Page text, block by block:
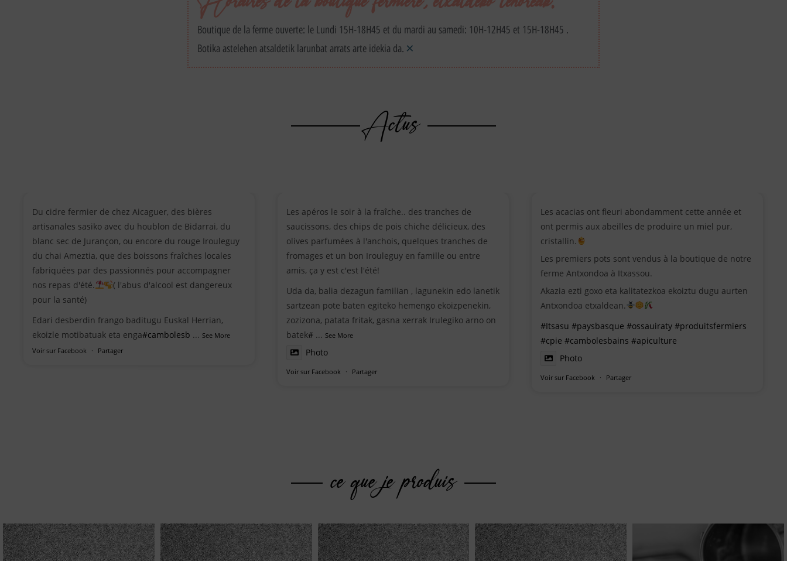
Boutique de la ferme ouverte: le Lundi 15H-18H45 et du mardi au samedi: 10H-12H45 et 15H-18H45 .
Botika astelehen atsaldetik larunbat arrats arte idekia da. ×
Actus
Du cidre fermier de chez Aicaguer, des bières
artisanales sasiko avec du houblon de Bidarrai, du
blanc sec de Jurançon, ou encore du rouge Irouleguy
du chai Ameztia, que des boissons fraîches locales
fabriquées par des passionnés pour accompagner
nos repas d'été.
( l'abus d'alcool est dangereux
pour la santé)
Edari desberdin frango baditugu Euskal Herrian,
ekoizle motibatuak eta enga#cambolesb ... See More
Voir sur Facebook
· Partager
Les apéros le soir à la fraîche.. des tranches de
saucissons, des chips de pois chiche délicieux, des
olives parfumées à l'anchois, quelques tranches de
fromages et un bon Irouleguy en famille ou entre
amis, ça y est c'est l'été!
Uda da, balia dezagun familian , lagunekin edo lanetik
sartzean pote baten egiteko hemengo ekoizpenekin,
zozizona, patata fritak, gasna xerrak Irulegiko arno on
batek# ... See More
Photo
Voir sur Facebook · Partager
Les acacias ont fleuri abondamment cette année et
ont permis aux abeilles de produire un miel pur,
cristallin.
Les premiers pots sont vendus à la boutique de notre
ferme Antxondoa à Itxassou.
Akazia ezti goxo eta kalitatezkoa ekoiztu dugu aurten
Antxondoa etxaldean.
#Itsasu #paysbasque #ossauiraty #produitsfermiers
#cpie #cambolesbains #apiculture
Photo
Voir sur Facebook · Partager
ce que je produis